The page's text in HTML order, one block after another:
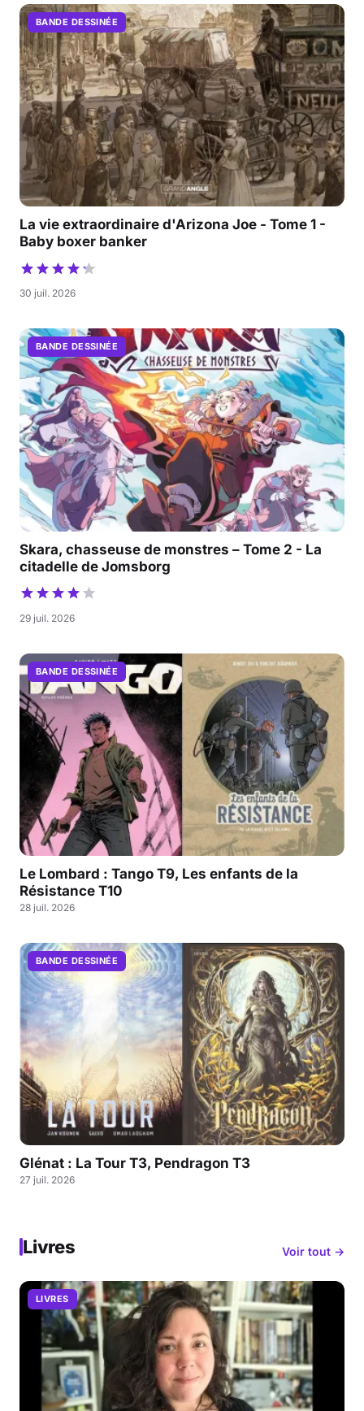
BANDE DESSINÉE
La vie extraordinaire d'Arizona Joe - Tome 1 -
Baby boxer banker
30 juil. 2026
BANDE DESSINÉE
Skara, chasseuse de monstres – Tome 2 - La
citadelle de Jomsborg
29 juil. 2026
BANDE DESSINÉE
Le Lombard : Tango T9, Les enfants de la
Résistance T10
28 juil. 2026
BANDE DESSINÉE
Glénat : La Tour T3, Pendragon T3
27 juil. 2026
Livres Voir tout →
LIVRES